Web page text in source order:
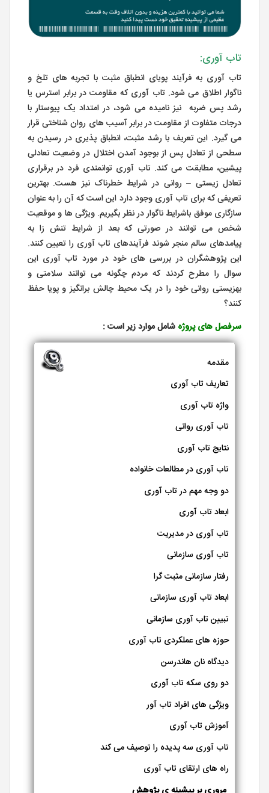
تاب آوری:
تاب آوری به فرآیند پویای انطباق مثبت با تجربه های تلخ و
ناگوار اطلاق می شود. تاب آوری که مقاومت در برابر استرس یا
رشد پس ضربه نیز نامیده می شود، در امتداد یک پیوستار با
درجات متفاوت از مقاومت در برابر آسیب های روان شناختی قرار
می گیرد. این تعریف با رشد مثبت، انطباق پذیری در رسیدن به
سطحی از تعادل پس از بوجود آمدن اختلال در وضعیت تعادلی
پیشین، مطابقت می کند. تاب آوری توانمندی فرد در برقراری
تعادل زیستی – روانی در شرایط خطرناک نیز هست. بهترین
تعریفی که برای تاب آوری وجود دارد این است که آن را به عنوان
سازگاری موفق باشرایط ناگوار در نظر بگیریم. ویژگی ها و موقعیت
شخص می توانند در صورتی که بعد از شرایط تنش زا به
پیامدهای سالم منجر شوند فرآیندهای تاب آوری را تعیین کنند.
این پژوهشگران در بررسی های خود در مورد تاب آوری این
سوال را مطرح کردند که مردم چگونه می توانند سلامتی و
بهزیستی روانی خود را در یک محیط چالش برانگیز و پویا حفظ
کنند؟
سرفصل های پروژه شامل موارد زیر است :
مقدمه
تعاریف تاب آوری
واژه تاب آوری
تاب آوری روانی
نتایج تاب آوری
تاب آوری در مطالعات خانواده
دو وجه مهم در تاب آوری
ابعاد تاب آوری
تاب آوری در مدیریت
تاب آوری سازمانی
رفتار سازمانی مثبت گرا
ابعاد تاب آوری سازمانی
تبیین تاب آوری سازمانی
حوزه های عملکردی تاب آوری
دیدگاه نان هاندرسن
دو روی سکه تاب آوری
ویژگی های افراد تاب آور
آموزش تاب آوری
تاب آوری سه پدیده را توصیف می کند
راه های ارتقای تاب آوری